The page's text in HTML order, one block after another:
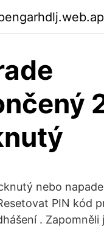
nebo
PIN kód
. Zapomněli